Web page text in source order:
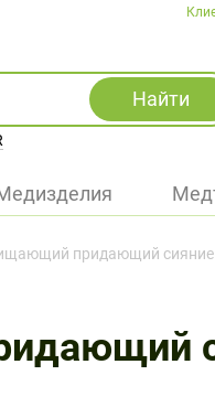
Найти
Медицинская
Наборы
Избранное
Войти
придающий